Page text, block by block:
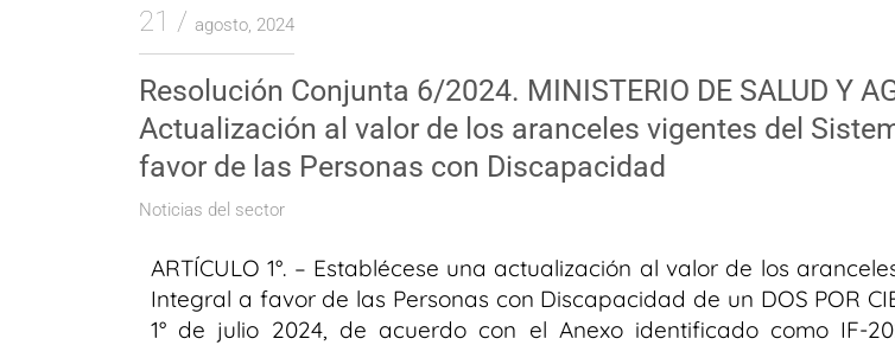
21 agosto, 2024
Resolución Conjunta 6/2024. MINISTERIO DE SALUD Y
Actualización al valor de los aranceles vigentes del
favor de las Personas con Discapacidad
Noticias del sector
ARTÍCULO 1°. – Establécese una actualización al valor de los
Integral a favor de las Personas con Discapacidad de un DOS POR
1° de julio 2024, de acuerdo con el Anexo identificado como IF-